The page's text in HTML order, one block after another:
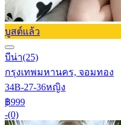
บูสต์แล้ว
บีน่า(25)
กรุงเทพมหานคร, จอมทอง
34B-27-36หญิง
฿999
-(0)